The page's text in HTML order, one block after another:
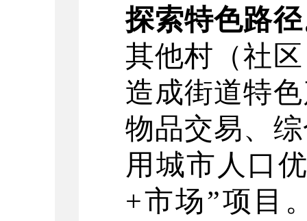
探索特色路
其他村（社
造成街道特
物品交易、
用城市人口
+市场”项目